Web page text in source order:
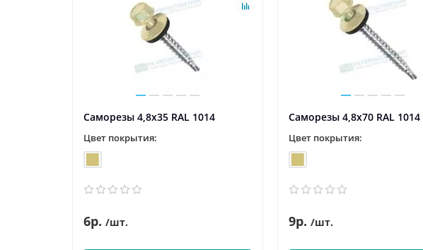
Саморезы 4,8х35 RAL 1014
Цвет покрытия:
6р. /шт.
Саморезы 4,8х70 RAL 1014
Цвет покрытия:
9р. /шт.